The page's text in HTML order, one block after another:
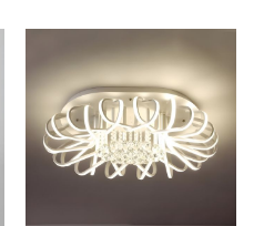
lumière - 110 V-120 V